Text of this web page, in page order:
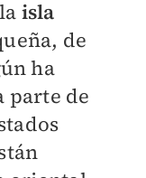
isla
de
ha
parte de